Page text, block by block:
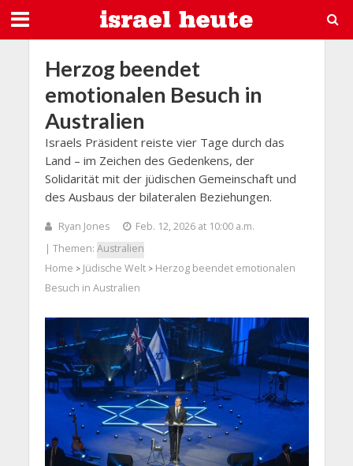
Herzog beendet
emotionalen Besuch in
Australien
Israels Präsident reiste vier Tage durch das
Land – im Zeichen des Gedenkens, der
Solidarität mit der jüdischen Gemeinschaft und
des Ausbaus der bilateralen Beziehungen.
Ryan Jones
Feb. 12, 2026 at 10:00 a.m.
| Themen: Australien
Home > Jüdische Welt> Herzog beendet emotionalen
Besuch in Australien